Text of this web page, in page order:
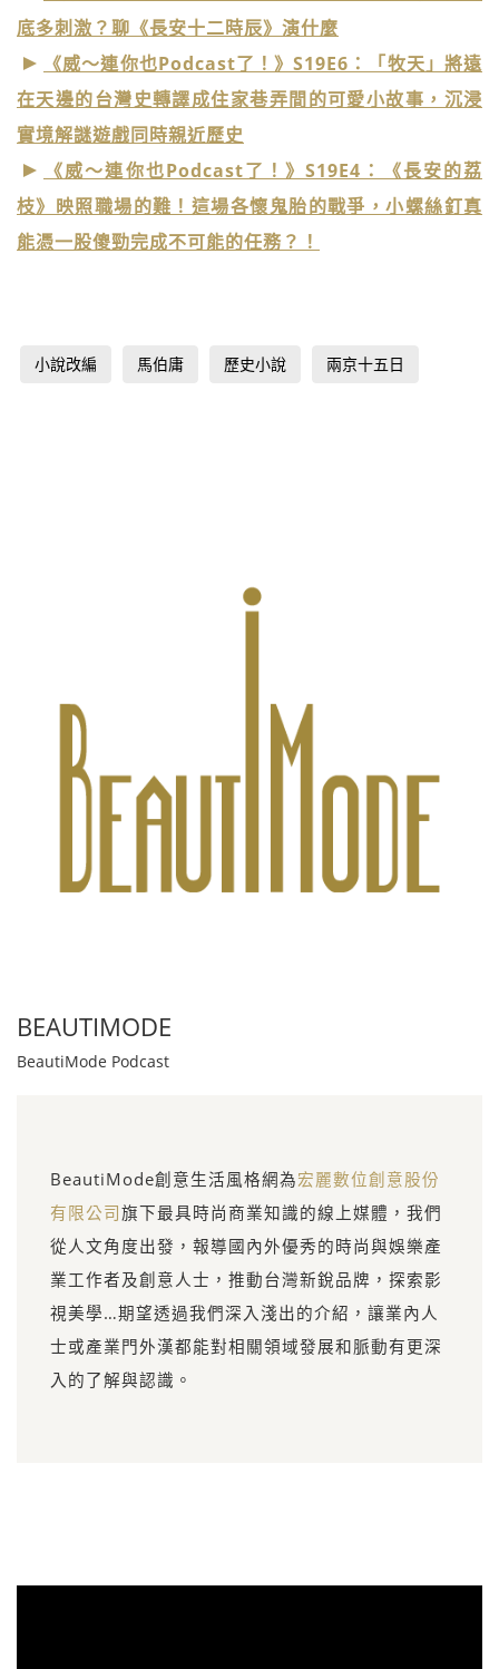
底多刺激？聊《長安十二時辰》演什麼
《威～連你也Podcast了！》S19E6：「牧天」將遠
在天邊的台灣史轉譯成住家巷弄間的可愛小故事，沉浸
實境解謎遊戲同時親近歷史
《威～連你也Podcast了！》S19E4：《長安的荔
枝》映照職場的難！這場各懷鬼胎的戰爭，小螺絲釘真
能憑一股傻勁完成不可能的任務？！
小說改編 馬伯庸 歷史小說 兩京十五日
BEAUTIMODE
BeautiMode Podcast
BeautiMode創意生活風格網為宏麗數位創意股份
有限公司旗下最具時尚商業知識的線上媒體，我們
從人文角度出發，報導國內外優秀的時尚與娛樂產
業工作者及創意人士，推動台灣新銳品牌，探索影
視美學…期望透過我們深入淺出的介紹，讓業內人
士或產業門外漢都能對相關領域發展和脈動有更深
入的了解與認識。